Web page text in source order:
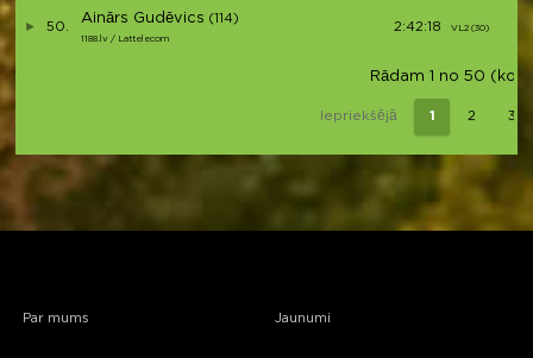
50.
Ainārs Gudēvics (114)
1188.lv / Lattelecom
2:42:18 VL2 (30)
Rādam 1 no 50
Iepriekšējā 1 2 3
Par mums Jaunumi